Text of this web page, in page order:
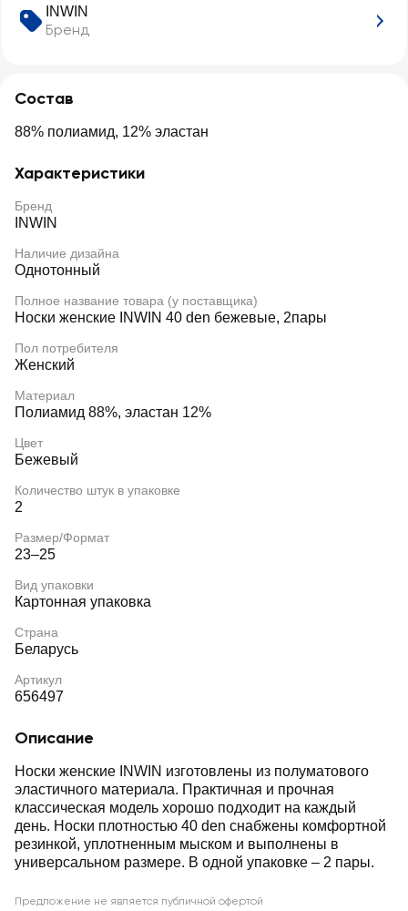
INWIN
Бренд
Состав
88% полиамид, 12% эластан
Характеристики
Бренд
INWIN
Наличие дизайна
Однотонный
Полное название товара (у поставщика)
Носки женские INWIN 40 den бежевые, 2пары
Пол потребителя
Женский
Материал
Полиамид 88%, эластан 12%
Цвет
Бежевый
Количество штук в упаковке
2
Размер/Формат
23–25
Вид упаковки
Картонная упаковка
Страна
Беларусь
Артикул
656497
Описание
Носки женские INWIN изготовлены из полуматового
эластичного материала. Практичная и прочная
классическая модель хорошо подходит на каждый
день. Носки плотностью 40 den снабжены комфортной
резинкой, уплотненным мыском и выполнены в
универсальном размере. В одной упаковке – 2 пары.
Предложение не является публичной офертой